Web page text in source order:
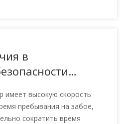
в
имеет высокую скорость
пребывания на забое,
сократить время